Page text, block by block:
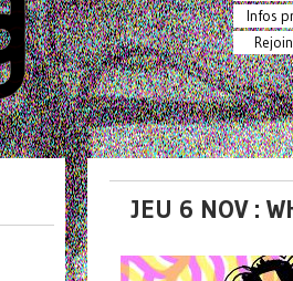
Infos
JEU 6 NOV :